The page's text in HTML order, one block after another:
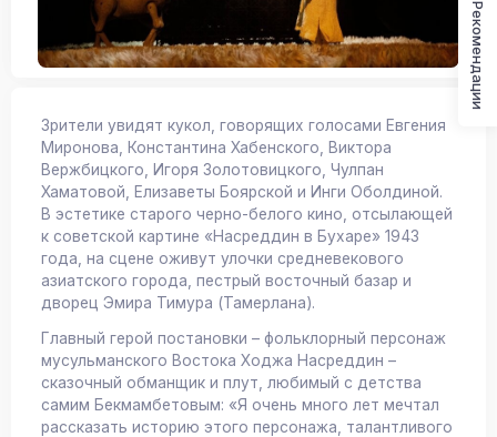
Зрители увидят кукол, говорящих голосами Евгения
Миронова, Константина Хабенского, Виктора
Вержбицкого, Игоря Золотовицкого, Чулпан
Хаматовой, Елизаветы Боярской и Инги Оболдиной.
В эстетике старого черно-белого кино, отсылающей
к советской картине «Насреддин в Бухаре» 1943
года, на сцене оживут улочки средневекового
азиатского города, пестрый восточный базар и
дворец Эмира Тимура (Тамерлана).
Главный герой постановки – фольклорный персонаж
мусульманского Востока Ходжа Насреддин –
сказочный обманщик и плут, любимый с детства
самим Бекмамбетовым: «Я очень много лет мечтал
рассказать историю этого персонажа, талантливого
Рекомендации